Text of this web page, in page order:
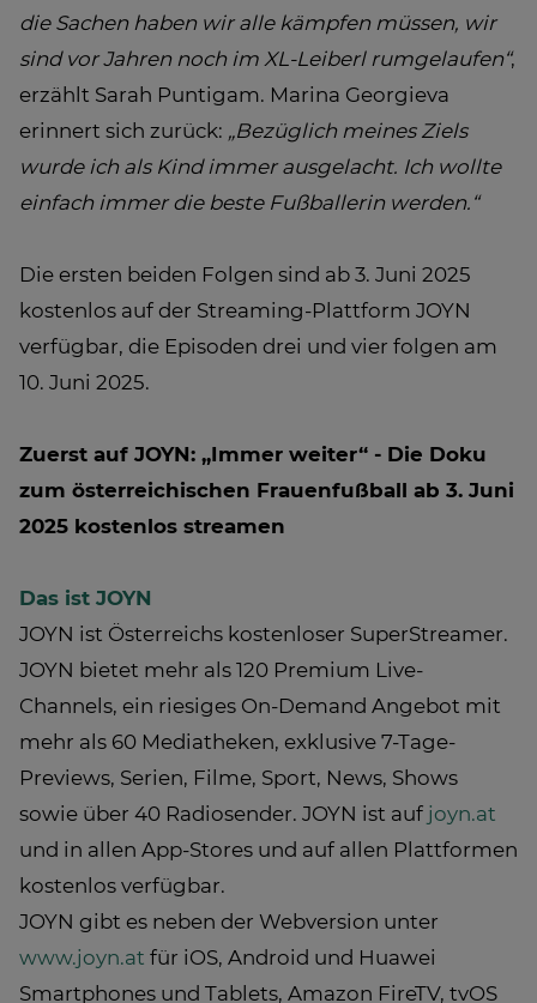
die Sachen haben wir alle kämpfen müssen, wir
sind vor Jahren noch im XL-Leiberl rumgelaufen“,
erzählt Sarah Puntigam. Marina Georgieva
erinnert sich zurück: „Bezüglich meines Ziels
wurde ich als Kind immer ausgelacht. Ich wollte
einfach immer die beste Fußballerin werden.“
Die ersten beiden Folgen sind ab 3. Juni 2025
kostenlos auf der Streaming-Plattform JOYN
verfügbar, die Episoden drei und vier folgen am
10. Juni 2025.
Zuerst auf JOYN: „Immer weiter“ - Die Doku
zum österreichischen Frauenfußball ab 3. Juni
2025 kostenlos streamen
Das ist JOYN
JOYN ist Österreichs kostenloser SuperStreamer.
JOYN bietet mehr als 120 Premium Live-
Channels, ein riesiges On-Demand Angebot mit
mehr als 60 Mediatheken, exklusive 7-Tage-
Previews, Serien, Filme, Sport, News, Shows
sowie über 40 Radiosender. JOYN ist auf joyn.at
und in allen App-Stores und auf allen Plattformen
kostenlos verfügbar.
JOYN gibt es neben der Webversion unter
www.joyn.at für iOS, Android und Huawei
Smartphones und Tablets, Amazon FireTV, tvOS